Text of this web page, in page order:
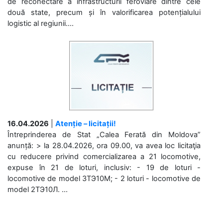
două state, precum și în valorificarea potențialului
logistic al regiunii....
16.04.2026
Atenție – licitații!
Întreprinderea de Stat „Calea Ferată din Moldova”
anunță: > la 28.04.2026, ora 09.00, va avea loc licitaţia
cu reducere privind comercializarea a 21 locomotive,
expuse în 21 de loturi, inclusiv: - 19 de loturi -
locomotive de model 3ТЭ10М; - 2 loturi - locomotive de
model 2ТЭ10Л. ...